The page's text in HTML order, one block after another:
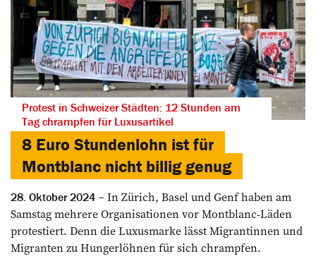
Protest in Schweizer Städten: 12 Stunden am
Tag chrampfen für Luxusartikel
8 Euro Stundenlohn ist für
Montblanc nicht billig genug
28. Oktober 2024
In Zürich, Basel und Genf haben am
Samstag mehrere Organisationen vor Montblanc-Läden
protestiert. Denn die Luxusmarke lässt Migrantinnen und
Migranten zu Hungerlöhnen für sich chrampfen.